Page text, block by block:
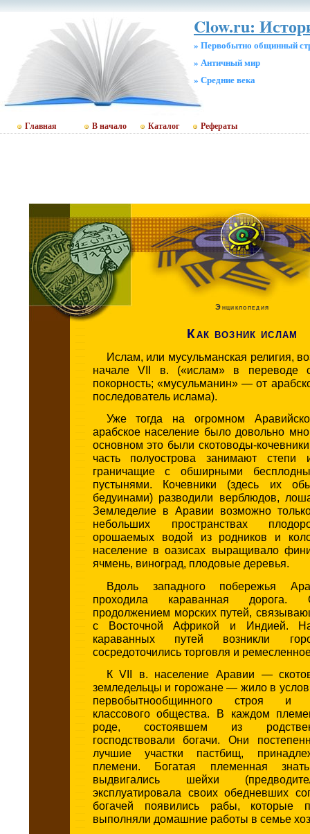
Clow.ru:
» Первобытно общинный
» Античный мир
» Средние века
Главная В начало Каталог Рефераты
Энциклопедия
Как возник ислам
Ислам, или мусульманская религия,
начале VII в. («ислам» в переводе
покорность; «мусульманин» — от
последователь ислама).
Уже тогда на огромном
арабское население было довольно
основном это были скотоводы-
часть полуострова занимают степи
граничащие с обширными
пустынями. Кочевники (здесь их
бедуинами) разводили верблюдов,
Земледелие в Аравии возможно
небольших пространствах
орошаемых водой из родников и
население в оазисах выращивало
ячмень, виноград, плодовые деревья.
Вдоль западного побережья
проходила караванная дорога.
продолжением морских путей,
с Восточной Африкой и Индией. На
караванных путей возникли
сосредоточились торговля и
К VII в. население Аравии —
земледельцы и горожане — жило в
первобытнообщинного строя и
классового общества. В каждом
роде, состоявшем из
господствовали богачи. Они
лучшие участки пастбищ,
племени. Богатая племенная
выдвигались шейхи
эксплуатировала своих обедневших
богачей появились рабы, которые
выполняли домашние работы в семье